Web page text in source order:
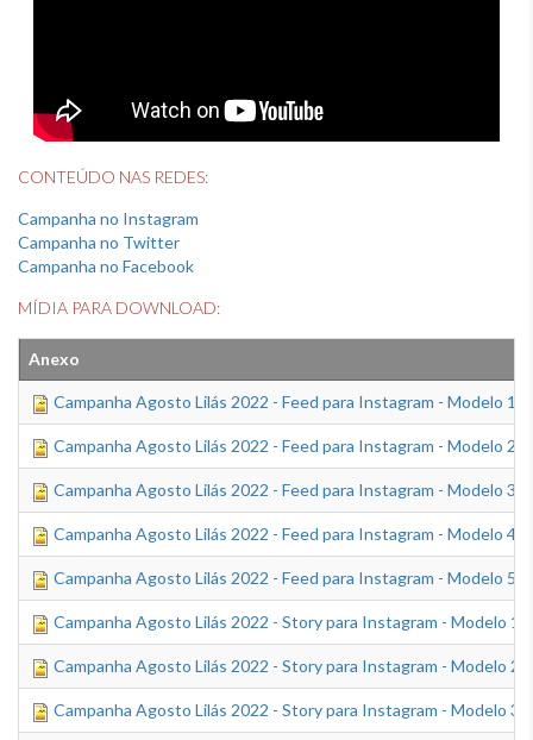
CONTEÚDO NAS REDES:
Campanha no Instagram
Campanha no Twitter
Campanha no Facebook
MÍDIA PARA DOWNLOAD:
Anexo
Campanha Agosto Lilás 2022 - Feed para Instagram - Modelo 1
Campanha Agosto Lilás 2022 - Feed para Instagram - Modelo 2
Campanha Agosto Lilás 2022 - Feed para Instagram - Modelo 3
Campanha Agosto Lilás 2022 - Feed para Instagram - Modelo 4
Campanha Agosto Lilás 2022 - Feed para Instagram - Modelo 5
Campanha Agosto Lilás 2022 - Story para Instagram - Modelo 1
Campanha Agosto Lilás 2022 - Story para Instagram - Modelo 2
Campanha Agosto Lilás 2022 - Story para Instagram - Modelo 3